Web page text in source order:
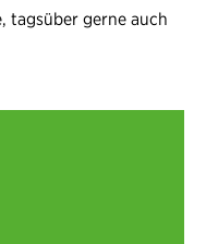
tagsüber gerne auch